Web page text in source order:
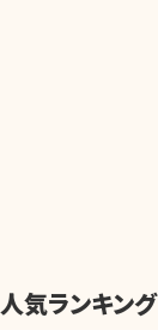
人気ランキング